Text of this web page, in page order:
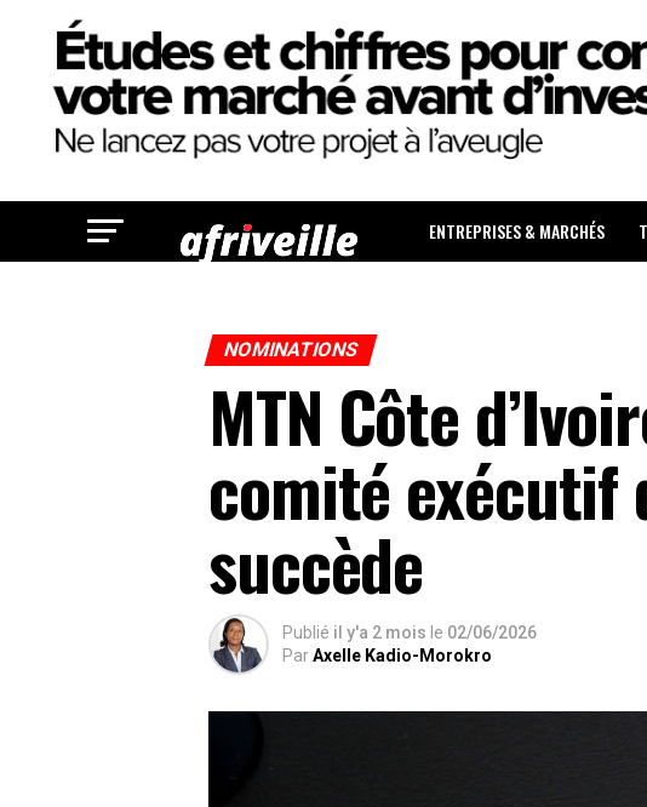
ENTREPRISES & MARCHÉS
NOMINATIONS
MTN Côte
comité exécutif
succède
Publié il y'a 2 mois le 02/06/2026
ParAxelle Kadio-Morokro